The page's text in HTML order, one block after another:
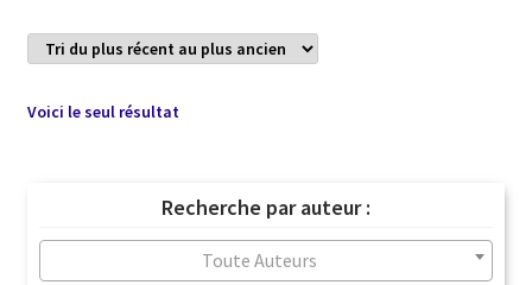
Voici le seul résultat
Recherche par auteur :
Toute Auteurs